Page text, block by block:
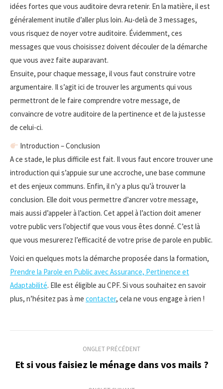
idées fortes que vous auditoire devra retenir. En la matière, il est
généralement inutile d’aller plus loin. Au-delà de 3 messages,
vous risquez de noyer votre auditoire. Évidemment, ces
messages que vous choisissez doivent découler de la démarche
que vous avez faite auparavant.
Ensuite, pour chaque message, il vous faut construire votre
argumentaire. Il s’agit ici de trouver les arguments qui vous
permettront de le faire comprendre votre message, de
convaincre de votre auditoire de la pertinence et de la justesse
de celui-ci.
Introduction – Conclusion
A ce stade, le plus difficile est fait. Il vous faut encore trouver une
introduction qui s’appuie sur une accroche, une base commune
et des enjeux communs. Enfin, il n’y a plus qu’à trouver la
conclusion. Elle doit vous permettre d’ancrer votre message,
mais aussi d’appeler à l’action. Cet appel à l’action doit amener
votre public vers l’objectif que vous vous êtes donné. C’est là
que vous mesurerez l’efficacité de votre prise de parole en public.
Voici en quelques mots la démarche proposée dans la formation,
Prendre la Parole en Public avec Assurance, Pertinence et
Adaptabilité. Elle est éligible au CPF. Si vous souhaitez en savoir
plus, n’hésitez pas à me contacter, cela ne vous engage à rien !
de
commentaire
ONGLET PRÉCÉDENT
Onglet
Et si vous faisiez le ménage dans vos mails ?